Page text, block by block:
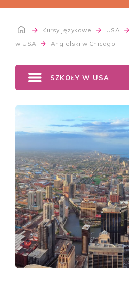
Kursy językowe USA
w USA
Angielski w Chicago
SZKOŁY W USA